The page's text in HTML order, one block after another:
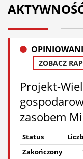
ZOBACZ
Projekt-
zasobem
Status
Zakończony